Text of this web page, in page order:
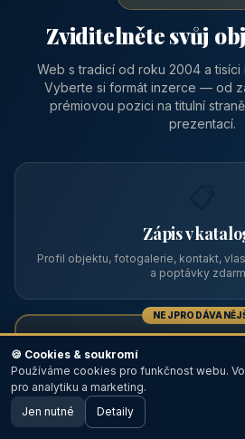
Zviditelněte svůj
Web s tradicí od roku 2004 a tisíci
Vyberte si formát inzerce — od
prémiovou pozici na titulní
prezentací.
Zápis v
Profil objektu, fotogalerie, kontakt,
a poptávky
Prémiový
TOP pozice na titulce, přednost ve
🖥️ Desktop verze
🍪 Cookies & soukromí
Používáme cookies pro funkčnost webu.
pro analytiku a marketing.
Jen nutné Detaily